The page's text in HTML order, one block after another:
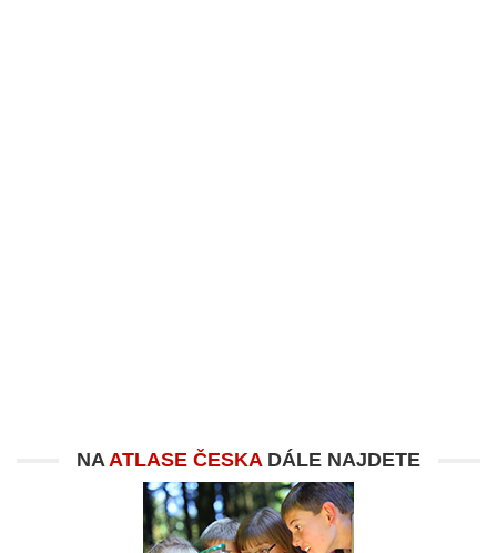
NAATLASE ČESKADÁLE NAJDETE